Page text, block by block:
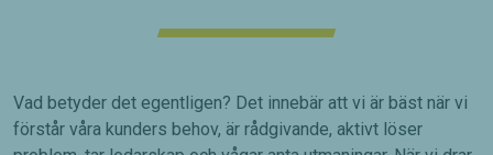
Vad betyder det egentligen? Det innebär att vi är bäst när vi
förstår våra kunders behov, är rådgivande, aktivt löser